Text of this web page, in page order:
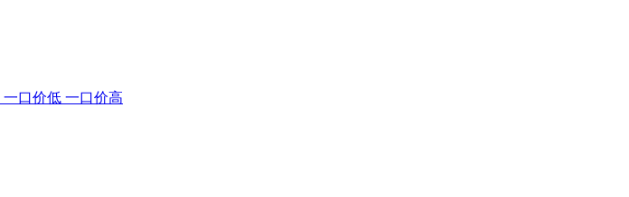
一口价低 一口价高